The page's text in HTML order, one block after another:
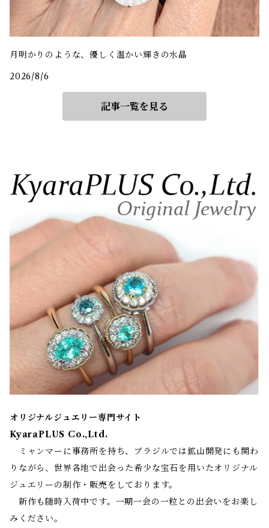
月明かりのような、優しく温かい輝きの水晶
2026/8/6
記事一覧を見る
オリジナルジュエリー専門サイト
KyaraPLUS Co.,Ltd.
ミャンマーに事務所を持ち、ブラジルでは鉱山開発にも関わ
りながら、世界各地で出会った希少な宝石を用いたオリジナル
ジュエリーの制作・販売をしております。
新作も随時入荷中です。一期一会の一粒との出会いをお楽し
みください。